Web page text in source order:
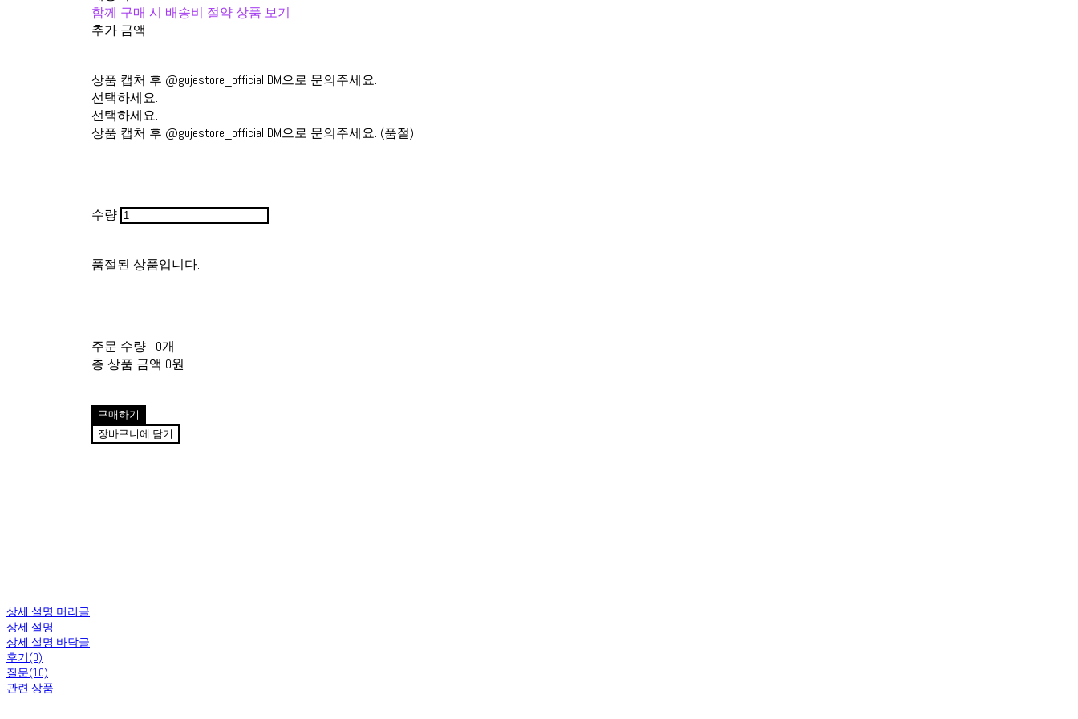
함께 구매 시 배송비 절약 상품 보기
추가 금액
상품 캡처 후 @gujestore_official DM으로 문의주세요.
선택하세요.
선택하세요.
상품 캡처 후 @gujestore_official DM으로 문의주세요. (품절)
수량
품절된 상품입니다.
주문 수량
0개
총 상품 금액 0원
구매하기
장바구니에 담기
상세 설명 머리글
상세 설명
상세 설명 바닥글
후기(0)
질문(10)
관련 상품